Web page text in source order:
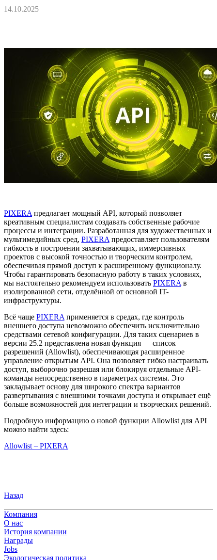
14.10.2025
PIXERA предлагает мощный API, который позволяет
креативным специалистам создавать собственные рабочие
процессы и интеграции. Разработанная для художественных и
мультимедийных сред, PIXERA предоставляет пользователям
гибкость в построении захватывающих, иммерсивных
проектов с высокой точностью и творческим контролем,
обеспечивая прямой доступ к расширенному функционалу.
Чтобы гарантировать безопасную работу в таких условиях,
мы настоятельно рекомендуем использовать PIXERA в
изолированной сети, отделённой от основной IT-
инфраструктуры.
Всё чаще PIXERA применяется в средах, где контроль
внешнего доступа невозможно обеспечить исключительно
средствами сетевой конфигурации. Для таких сценариев в
версии 25.2 представлена новая функция — список
разрешений (Allowlist), обеспечивающая расширенное
управление открытым API. Она позволяет гибко настраивать
доступ, выборочно разрешая или блокируя отдельные API-
команды непосредственно в параметрах системы. Это
закладывает основу для широкого спектра вариантов
развертывания с внешними точками доступа и открывает ещё
больше возможностей для интеграции и творческих решений.
Подробную информацию о новой функции Allowlist для API
можно найти здесь:
Allowlist – PIXERA
Назад
Компания
О нас
История компании
Награды
Jobs
Экологическая политика